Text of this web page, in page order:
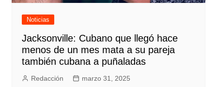
Noticias
Jacksonville: Cubano que llegó hace
menos de un mes mata a su pareja
también cubana a puñaladas
Redacción marzo 31, 2025